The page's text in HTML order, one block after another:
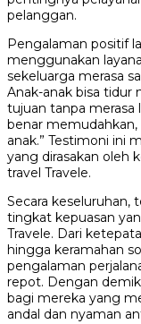
pelanggan.
Pengalaman positif
menggunakan
sekeluarga merasa
Anak-anak bisa tidur
tujuan tanpa merasa
benar
anak.” Testimoni ini
yang dirasakan oleh
travel Travele.
Secara
tingkat kepuasan
Travele. Dari
hingga keramahan
pengalaman
repot. Dengan
bagi mereka yang
andal dan nyaman